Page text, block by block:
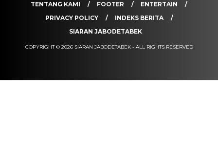
TENTANG KAMI
FOOTER
ENTERTAIN
PRIVACY POLICY
INDEKS BERITA
SIARAN JABODETABEK
COPYRIGHT © 2026 SIARAN JABODETABEK - ALL RIGHTS RESERVED